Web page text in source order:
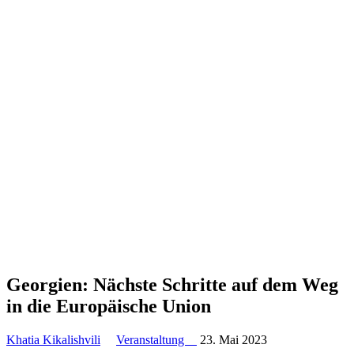
Georgien: Nächste Schritte auf dem Weg
in die Europäische Union
Khatia Kikalishvili Veranstaltung 23. Mai 2023